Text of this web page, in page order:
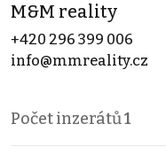
M&M reality
+420 296 399 006
info@mmreality.cz
Počet inzerátů1